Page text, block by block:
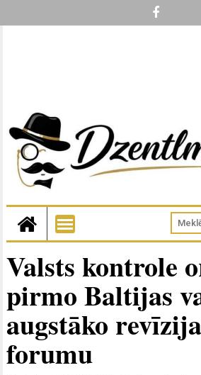
Valsts kontrole
pirmo Baltijas
augstāko
forumu